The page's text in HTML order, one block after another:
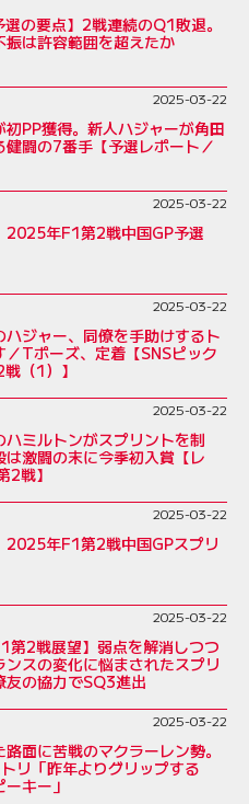
選の要点】2戦連続のQ1敗退。
振は許容範囲を超えたか
2025-03-22
初PP獲得。新人ハジャーが角田
健闘の7番手【予選レポート／
2025-03-22
2025年F1第2戦中国GP予選
2025-03-22
ハジャー、同僚を手助けするト
／Tポーズ、定着【SNSピック
（1）】
2025-03-22
ハミルトンがスプリントを制
は激闘の末に今季初入賞【レ
2戦】
2025-03-22
2025年F1第2戦中国GPスプリ
2025-03-22
第2戦展望】弱点を解消しつつ
ンスの変化に悩まされたスプリ
友の協力でSQ3進出
2025-03-22
面に苦戦のマクラーレン勢。
リ「昨年よりグリップする
キー」